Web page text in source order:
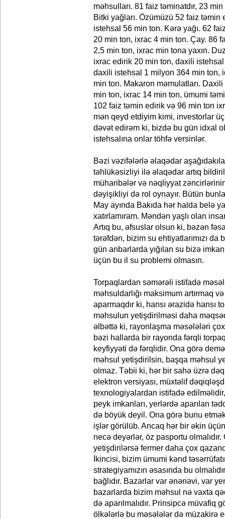
məhsulları. 81 faiz təminatdır, 23
Bitki yağları. Özümüzü 52 faiz
istehsal 56 min ton. Kərə yağı. 62
20 min ton, ixrac 4 min ton. Çay. 86
2,5 min ton, ixrac min tona yaxın.
ixrac edirik 20 min ton, daxili
daxili istehsal 1 milyon 364 min ton,
min ton. Makaron məmulatları.
min ton, ixrac 14 min ton, ümumi
102 faiz təmin edirik və 96 min ton
mən qeyd etdiyim kimi, investorlar
dəvət edirəm ki, bizdə bu gün idxal
istehsalına onlar töhfə versinlər.
Bəzi vəzifələrlə əlaqədar
təhlükəsizliyi ilə əlaqədar artıq
müharibələr və nəqliyyat
dəyişikliyi də rol oynayır. Bütün
May ayında Bakıda hər halda belə
xatırlamıram. Məndən yaşlı olan
Artıq bu, əfsuslar olsun ki, bəzən
tərəfdən, bizim su ehtiyatlarımızı da
gün anbarlarda yığılan su bizə
üçün bu il su problemi olmasın.
Torpaqlardan səmərəli istifadə
məhsuldarlığı maksimum artırmaq
aparmaqdır ki, hansı ərazidə hansı
məhsulun yetişdirilməsi daha
əlbəttə ki, rayonlaşma məsələləri
bəzi hallarda bir rayonda fərqli
keyfiyyəti də fərqlidir. Ona görə
məhsul yetişdirilsin, başqa məhsul
olmaz. Təbii ki, hər bir sahə üzrə
elektron versiyası, müxtəlif
texnologiyalardan istifadə
peyk imkanları, yerlərdə aparılan
də böyük deyil. Ona görə bunu
işlər görülüb. Ancaq hər bir əkin
necə deyərlər, öz pasportu
yetişdirilərsə fermer daha çox
İkincisi, bizim ümumi kənd
strategiyamızın əsasında bu
bağlıdır. Bazarlar var ənənəvi, var
bazarlarda bizim məhsul nə vaxta
də aparılmalıdır. Prinsipcə müvafiq
ölkələrlə bu məsələlər də müzakirə